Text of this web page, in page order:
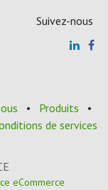
Suivez-nous
• Produits
•
de services
eCommerce